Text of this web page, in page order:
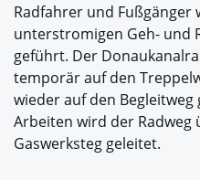
Radfahrer und Fußgänger
unterstromigen Geh- und
geführt. Der
temporär auf den
wieder auf den
Arbeiten wird der
Gaswerksteg geleitet.